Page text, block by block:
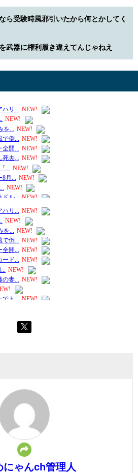
ら受験時風邪引いたから何とかしてく
武器に権利履き違えてんじゃねえ
にゃんch管理人